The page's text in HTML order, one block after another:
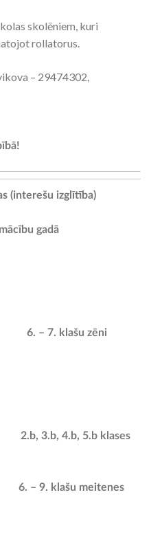
skolēniem, kuri
rollatorus.
– 29474302,
(interešu izglītība)
gadā
– 7. klašu zēni
3.b, 4.b, 5.b klases
9. klašu meitenes